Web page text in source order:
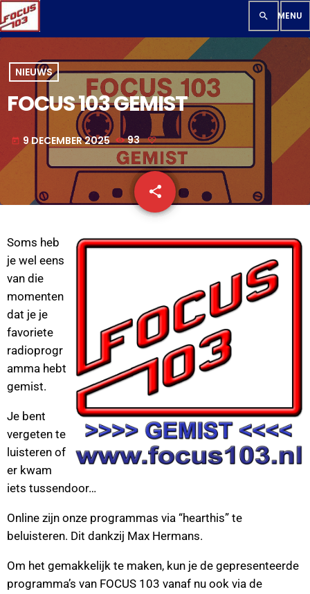
search
NIEUWS
FOCUS 103 GEMIST
today 9 DECEMBER 2025 93
share
email
Soms heb
je wel eens
van die
momenten
dat je je
favoriete
radioprogr
amma hebt
gemist.
Je bent
vergeten te
luisteren of
er kwam
iets tussendoor…
Online zijn onze programmas via “hearthis” te
beluisteren. Dit dankzij Max Hermans.
Om het gemakkelijk te maken, kun je de gepresenteerde
programma’s van FOCUS 103 vanaf nu ook via de